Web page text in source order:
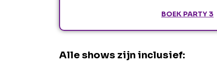
BOEK PARTY 3
Alle shows zijn inclusief: